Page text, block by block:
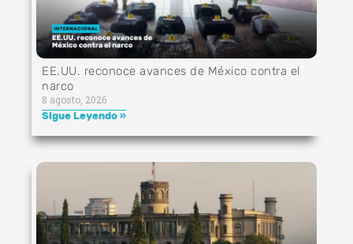
EE.UU. reconoce avances de México contra el
narco
8 agosto, 2026
Sigue Leyendo »